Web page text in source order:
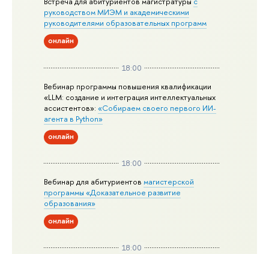
руководством МИЭМ и академическими
руководителями образовательных программ
онлайн
18:00
Вебинар программы повышения квалификации
«LLM: создание и интеграция интеллектуальных
ассистентов»:«Собираем своего первого ИИ-
агента в Python»
онлайн
18:00
Вебинар для абитуриентовмагистерской
программы «Доказательное развитие
образования»
онлайн
18:00